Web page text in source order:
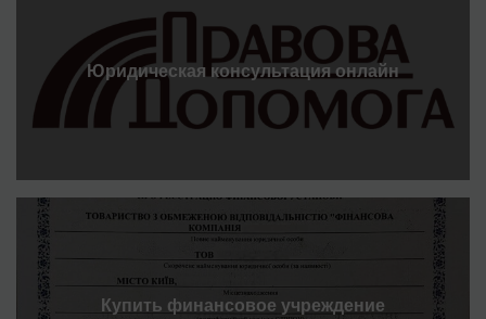
Юридическая консультация онлайн
Купить финансовое учреждение